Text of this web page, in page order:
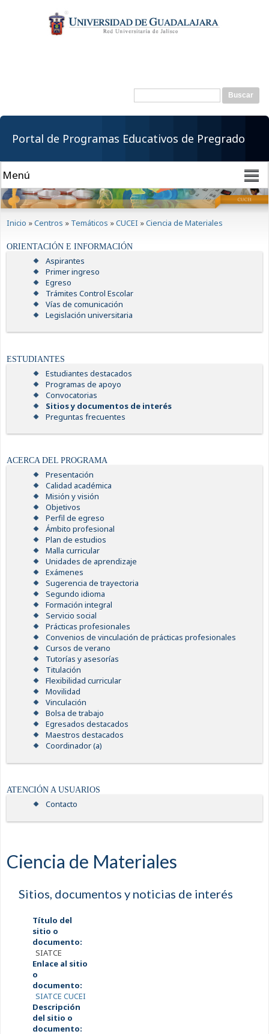
contenido
principal
Formulario de
Buscar
Portal de Programas Educativos de Pregrado
Inicio »Centros » Temáticos »CUCEI »Ciencia de Materiales
ORIENTACIÓN E INFORMACIÓN
Aspirantes
Primer ingreso
Egreso
Trámites Control Escolar
Vías de comunicación
Legislación universitaria
ESTUDIANTES
Estudiantes destacados
Programas de apoyo
Convocatorias
Sitios y documentos de interés
Preguntas frecuentes
ACERCA DEL PROGRAMA
Presentación
Calidad académica
Misión y visión
Objetivos
Perfil de egreso
Ámbito profesional
Plan de estudios
Malla curricular
Unidades de aprendizaje
Exámenes
Sugerencia de trayectoria
Segundo idioma
Formación integral
Servicio social
Prácticas profesionales
Convenios de vinculación de prácticas profesionales
Cursos de verano
Tutorías y asesorías
Titulación
Flexibilidad curricular
Movilidad
Vinculación
Bolsa de trabajo
Egresados destacados
Maestros destacados
Coordinador (a)
ATENCIÓN A USUARIOS
Contacto
Ciencia de Materiales
Sitios, documentos y noticias de interés
Título del
sitio o
documento:
SIATCE
Enlace al sitio
o
documento:
SIATCE CUCEI
Descripción
del sitio o
documento: